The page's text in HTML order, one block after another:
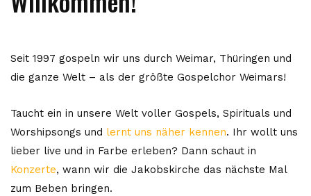
Seit 1997 gospeln wir uns durch Weimar, Thüringen und
die ganze Welt – als der größte Gospelchor Weimars!
Taucht ein in unsere Welt voller Gospels, Spirituals und
Worshipsongs und lernt uns näher kennen. Ihr wollt uns
lieber live und in Farbe erleben? Dann schaut in
Konzerte, wann wir die Jakobskirche das nächste Mal
zum Beben bringen.